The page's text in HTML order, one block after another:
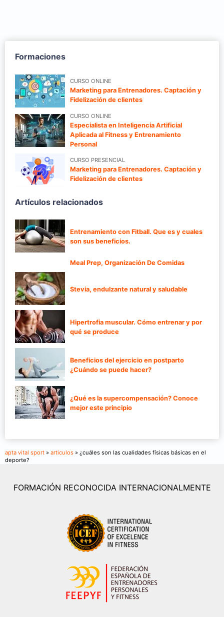
Formaciones
CURSO ONLINE
Marketing para Entrenadores. Captación y
Fidelización de clientes
CURSO ONLINE
Especialista en Inteligencia Artificial
Aplicada al Fitness y Entrenamiento
Personal
CURSO PRESENCIAL
Marketing para Entrenadores. Captación y
Fidelización de clientes
Artículos relacionados
Entrenamiento con Fitball. Que es y cuales
son sus beneficios.
Meal Prep, Organización De Comidas
Stevia, endulzante natural y saludable
Hipertrofia muscular. Cómo entrenar y por
qué se produce
Beneficios del ejercicio en postparto
¿Cuándo se puede hacer?
¿Qué es la supercompensación? Conoce
mejor este principio
apta vital sport » articulos » ¿cuáles son las cualidades físicas básicas en el
deporte?
FORMACIÓN RECONOCIDA INTERNACIONALMENTE